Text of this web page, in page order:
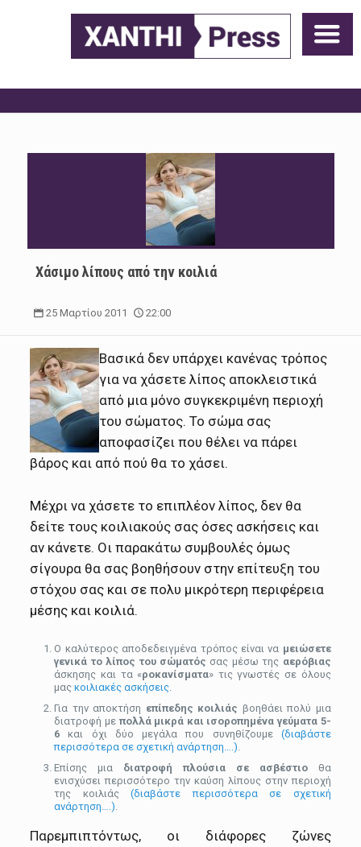
Χάσιμο λίπους από την κοιλιά
25 Μαρτίου 2011 22:00
Βασικά δεν υπάρχει κανένας τρόπος
για να χάσετε λίπος αποκλειστικά
από μια μόνο συγκεκριμένη περιοχή
του σώματος. Το σώμα σας
αποφασίζει που θέλει να πάρει
βάρος και από πού θα το χάσει.
Μέχρι να χάσετε το επιπλέον λίπος, δεν θα
δείτε τους κοιλιακούς σας όσες ασκήσεις και
αν κάνετε. Οι παρακάτω συμβουλές όμως
σίγουρα θα σας βοηθήσουν στην επίτευξη του
στόχου σας και σε πολυ μικρότερη περιφέρεια
μέσης και κοιλιά.
Ο καλύτερος αποδεδειγμένα τρόπος είναι να μειώσετε
γενικά το λίπος του σώματός σας μέσω της αερόβιας
άσκησης και τα «ροκανίσματα» τις γνωστές σε όλους
μαςκοιλιακές ασκήσεις
Για την αποκτήση επίπεδης κοιλιάς βοηθάει πολύ μια
διατροφή με πολλά μικρά και ισοροπημένα γεύματα 5-
6 και όχι δύο μεγάλα που συνηθίζουμε(διαβάστε
περισσότερα σε σχετική ανάρτηση….)
Επίσης μια διατροφή πλούσια σε ασβέστιοθα
ενισχύσει περισσότερο την καύση λίπους στην περιοχή
της κοιλιάς(διαβάστε περισσότερα σε σχετική
ανάρτηση….)
Παρεμπιπτόντως, οι διάφορες ζώνες